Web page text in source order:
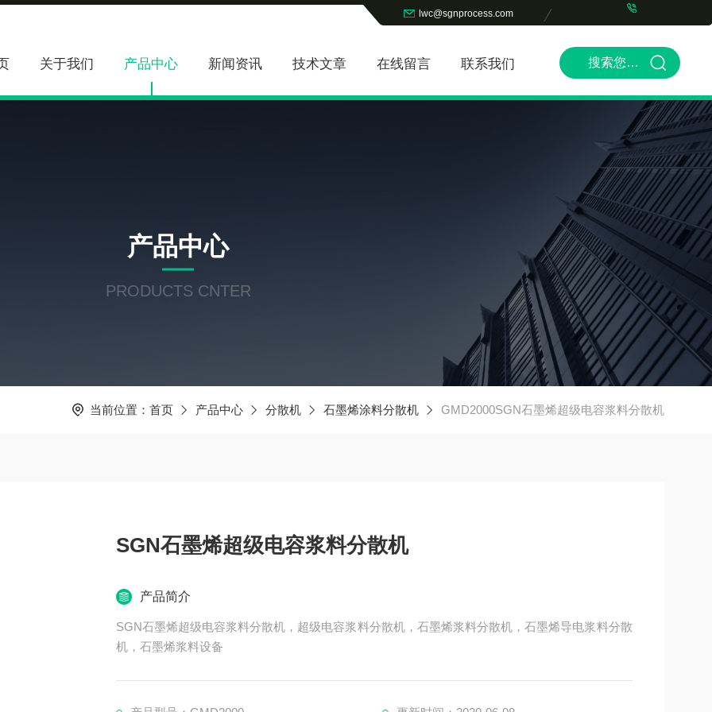
lwc@sgnprocess.com
关于我们 产品中心 新闻资讯 技术文章 在线留言 联系我们
产品中心
PRODUCTS CNTER
当前位置： 首页 产品中心 分散机 石墨烯涂料分散机 GMD2000SGN石墨烯超级电容浆料分散机
SGN石墨烯超级电容浆料分散机
产品简介
SGN石墨烯超级电容浆料分散机，超级电容浆料分散机，石墨烯浆料分散机，石墨烯导电浆料分散
机，石墨烯浆料设备